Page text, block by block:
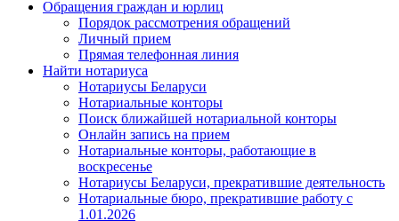
Обращения граждан и юрлиц
Порядок рассмотрения обращений
Личный прием
Прямая телефонная линия
Найти нотариуса
Нотариусы Беларуси
Нотариальные конторы
Поиск ближайшей нотариальной конторы
Онлайн запись на прием
Нотариальные конторы, работающие в
воскресенье
Нотариусы Беларуси, прекратившие деятельность
Нотариальные бюро, прекратившие работу с
1.01.2026